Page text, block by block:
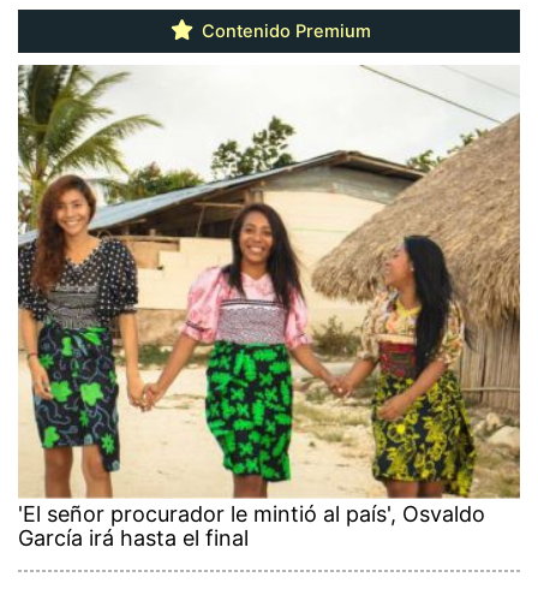
Contenido Premium
'El señor procurador le mintió al país', Osvaldo
García irá hasta el final